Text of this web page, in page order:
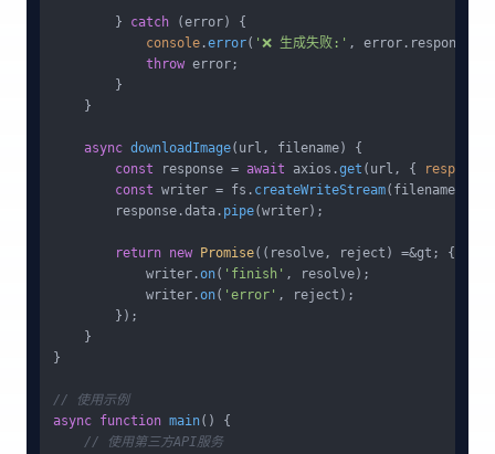
        }
catch (error) {
console .error( '❌ 生成失败:' , error. response
throw error;
        }
    }
async downloadImage( url, filename) {
const response = await axios.get (url, {
const writer = fs. createWriteStream(filename);
        response.
data . pipe(writer);
return new Promise((resolve, reject) =&gt; {
            writer.
on( 'finish' , resolve);
            writer.
on( 'error' , reject);
        });
    }
}
// 使用示例
async function main( ) {
// 使用第三方API服务